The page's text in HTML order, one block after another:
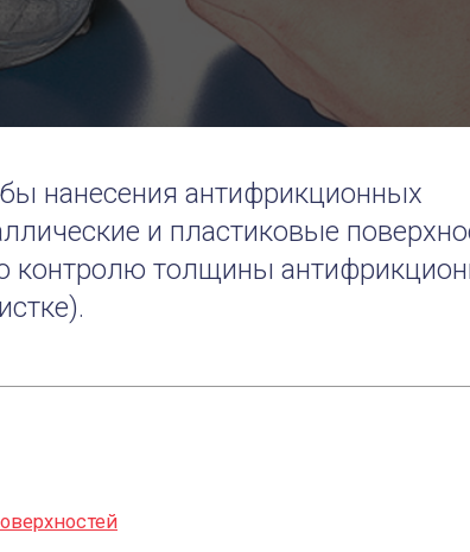
нанесения антифрикционных
и пластиковые
контролю толщины